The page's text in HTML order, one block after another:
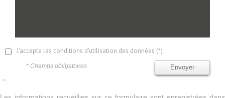
J'accepte les conditions d'utilisation des données (*)
Envoyer
* Champs obligatoires
* :